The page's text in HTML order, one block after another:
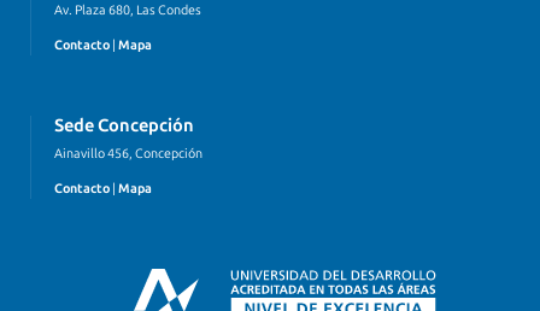
Av. Plaza 680, Las Condes
Contacto Mapa
Sede Concepción
Ainavillo 456, Concepción
Contacto | Mapa